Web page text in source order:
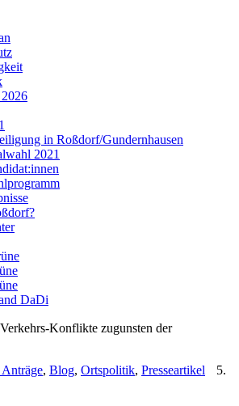
in Roßdorf/Gundernhausen
2021
DaDi
Verkehrs-Konflikte zugunsten der
, Blog, Ortspolitik, Presseartikel
5.